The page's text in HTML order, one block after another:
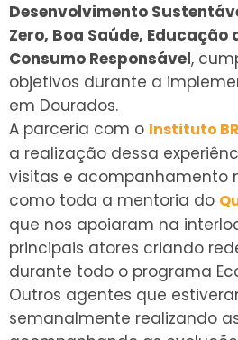
Desenvolvimento
Zero, Boa Saúde, Educação
Consumo Responsável,
objetivos durante a
em Dourados.
A parceria com o Instituto
a realização dessa
visitas e acompanhamento
como toda a mentoria do
que nos apoiaram na
principais atores criando
durante todo o programa
Outros agentes que
semanalmente realizando